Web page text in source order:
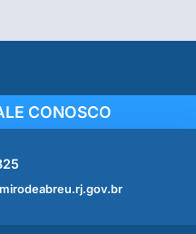
CONOSCO